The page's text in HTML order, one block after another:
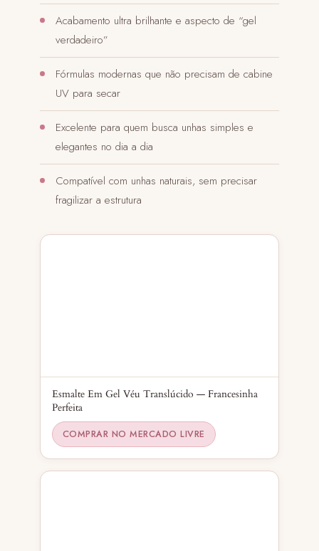
Acabamento ultra brilhante e aspecto de “gel
verdadeiro”
Fórmulas modernas que não precisam de cabine
UV para secar
Excelente para quem busca unhas simples e
elegantes no dia a dia
Compatível com unhas naturais, sem precisar
fragilizar a estrutura
Esmalte Em Gel Véu Translúcido — Francesinha
Perfeita
COMPRAR NO MERCADO LIVRE